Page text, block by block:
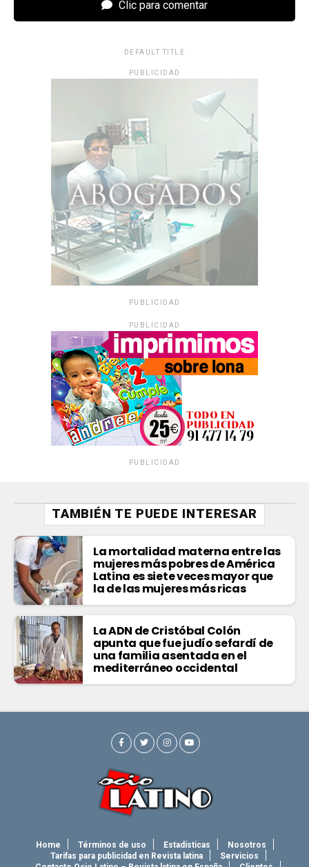
Clic para comentar
DEFAULT TITLE
PUBLICIDAD
PUBLICIDAD
PUBLICIDAD
PUBLICIDAD
TAMBIÉN TE PUEDE INTERESAR
La mortalidad materna entre las
mujeres más pobres de América
Latina es siete veces mayor que
la de las mujeres más ricas
La ADN de Cristóbal Colón
apunta que fue judío sefardí de
una familia asentada en el
mediterráneo occidental
Home Términos de uso Estadísticas
Nosotros
Tarifas para publicidad en Revista latina
Servicios